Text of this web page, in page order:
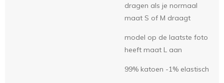
dragen als je normaal
maat S of M draagt
model op de laatste foto
heeft maat L aan
99% katoen -1% elastisch